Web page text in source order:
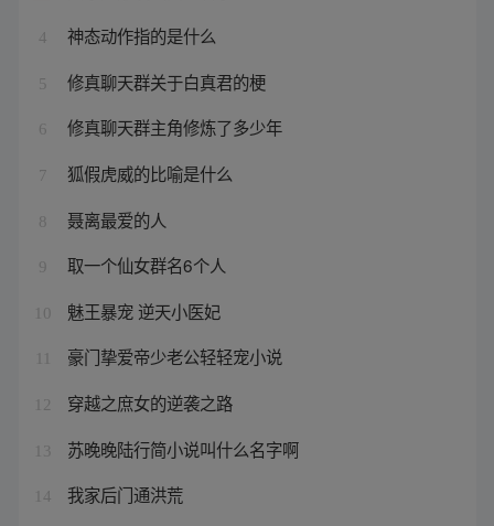
4 神态动作指的是什么
5 修真聊天群关于白真君的梗
6 修真聊天群主角修炼了多少年
7 狐假虎威的比喻是什么
8 聂离最爱的人
9 取一个仙女群名6个人
10 魅王暴宠 逆天小医妃
豪门挚爱帝少老公轻轻宠小说
12 穿越之庶女的逆袭之路
13 苏晚晚陆行简小说叫什么名字啊
14 我家后门通洪荒